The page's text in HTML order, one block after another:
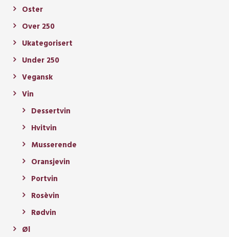
Oster
Over 250
Ukategorisert
Under 250
Vegansk
Vin
Dessertvin
Hvitvin
Musserende
Oransjevin
Portvin
Rosèvin
Rødvin
Øl